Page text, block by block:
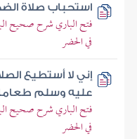
استحباب صلاة
فتح الباري شرح صحيح
في الحضر
إني لا أستطيع
عليه وسلم طعاما
فتح الباري شرح صحيح
في الحضر